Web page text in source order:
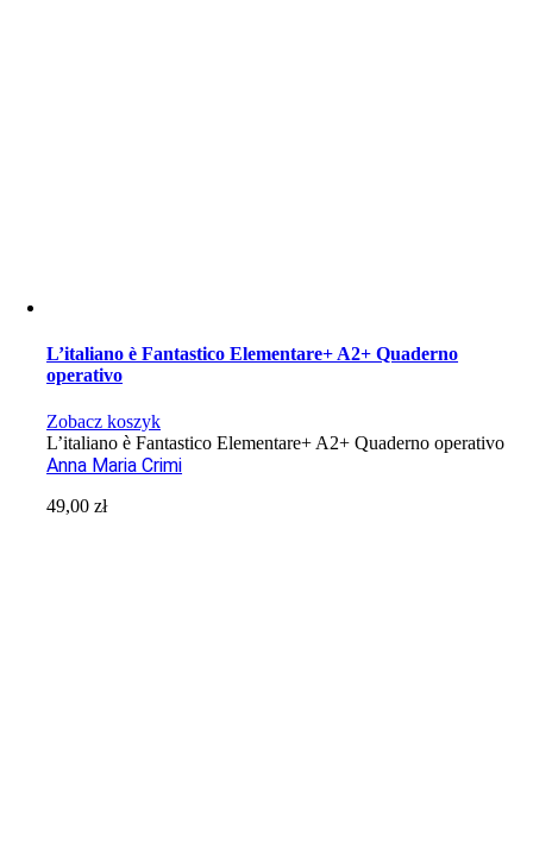
L’italiano è Fantastico Elementare+ A2+ Quaderno
operativo
Zobacz koszyk
L’italiano è Fantastico Elementare+ A2+ Quaderno operativo
Anna Maria Crimi
49,00zł